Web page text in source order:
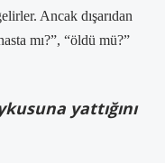
Ancak dışarıdan
mı?”, “öldü mü?”
yattığını